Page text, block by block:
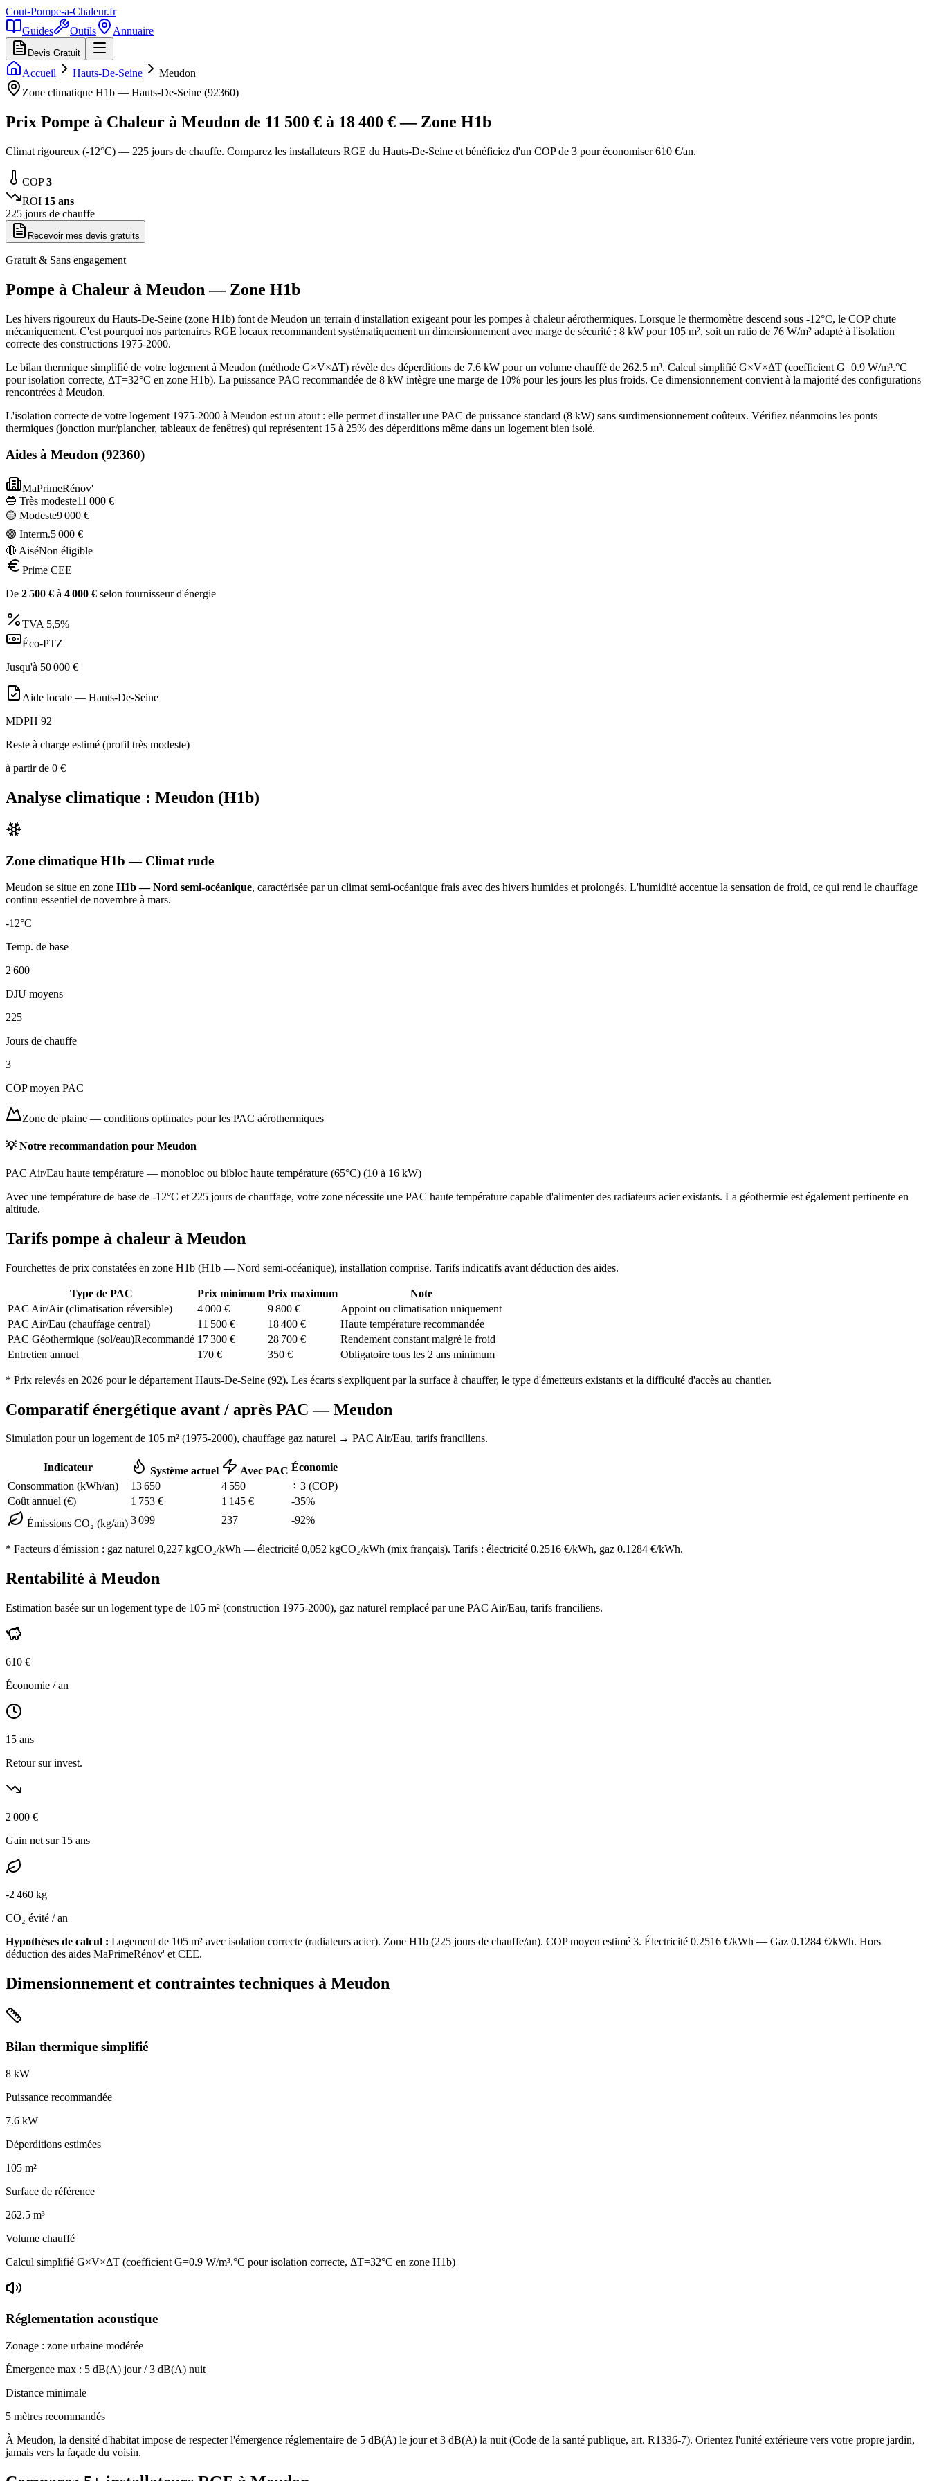
Cout-Pompe-a-Chaleur.fr
Guides
Outils Annuaire
Devis Gratuit
Accueil Hauts-De-Seine
Meudon
Zone climatique H1b — Hauts-De-Seine (92360)
Prix Pompe à Chaleur à Meudon de 11 500 € à 18 400 € — Zone H1b
Climat rigoureux (-12°C) — 225 jours de chauffe. Comparez les installateurs RGE du Hauts-De-Seine et bénéficiez d'un COP de 3 pour économiser 610 €/an.
COP3
ROI 15 ans
225 jours de chauffe
Recevoir mes devis gratuits
Gratuit & Sans engagement
Pompe à Chaleur à Meudon — Zone H1b
Les hivers rigoureux du Hauts-De-Seine (zone H1b) font de Meudon un terrain d'installation exigeant pour les pompes à chaleur aérothermiques. Lorsque le thermomètre descend sous -12°C, le COP chute
mécaniquement. C'est pourquoi nos partenaires RGE locaux recommandent systématiquement un dimensionnement avec marge de sécurité : 8 kW pour 105 m², soit un ratio de 76 W/m² adapté à l'isolation
correcte des constructions 1975-2000.
Le bilan thermique simplifié de votre logement à Meudon (méthode G×V×ΔT) révèle des déperditions de 7.6 kW pour un volume chauffé de 262.5 m³. Calcul simplifié G×V×ΔT (coefficient G=0.9 W/m³.°C
pour isolation correcte, ΔT=32°C en zone H1b). La puissance PAC recommandée de 8 kW intègre une marge de 10% pour les jours les plus froids. Ce dimensionnement convient à la majorité des configurations
rencontrées à Meudon.
L'isolation correcte de votre logement 1975-2000 à Meudon est un atout : elle permet d'installer une PAC de puissance standard (8 kW) sans surdimensionnement coûteux. Vérifiez néanmoins les ponts
thermiques (jonction mur/plancher, tableaux de fenêtres) qui représentent 15 à 25% des déperditions même dans un logement bien isolé.
Aides à Meudon (92360)
MaPrimeRénov'
🔵 Très modeste11 000 €
🟡 Modeste9 000 €
🟣 Interm.5 000 €
🔴 AiséNon éligible
Prime CEE
De 2 500 € à 4 000 € selon fournisseur d'énergie
TVA 5,5%
Éco-PTZ
Jusqu'à 50 000 €
Aide locale — Hauts-De-Seine
MDPH 92
Reste à charge estimé (profil très modeste)
à partir de 0 €
Analyse climatique : Meudon (H1b)
Zone climatique H1b — Climat rude
Meudon se situe en zone H1b — Nord semi-océanique, caractérisée par un climat semi-océanique frais avec des hivers humides et prolongés. L'humidité accentue la sensation de froid, ce qui rend le chauffage
continu essentiel de novembre à mars.
-12°C
Temp. de base
2 600
DJU moyens
225
Jours de chauffe
3
COP moyen PAC
Zone de plaine — conditions optimales pour les PAC aérothermiques
💡 Notre recommandation pour Meudon
PAC Air/Eau haute température — monobloc ou bibloc haute température (65°C) (10 à 16 kW)
Avec une température de base de -12°C et 225 jours de chauffage, votre zone nécessite une PAC haute température capable d'alimenter des radiateurs acier existants. La géothermie est également pertinente en
altitude.
Tarifs pompe à chaleur à Meudon
Fourchettes de prix constatées en zone H1b (H1b — Nord semi-océanique), installation comprise. Tarifs indicatifs avant déduction des aides.
Type de PAC Prix minimum Prix maximum
Note
PAC Air/Air (climatisation réversible)
4 000 € 9 800 €
Appoint ou climatisation uniquement
PAC Air/Eau (chauffage central)
11 500 € 18 400 €
Haute température recommandée
PAC Géothermique (sol/eau)Recommandé 17 300 € 28 700 €
Rendement constant malgré le froid
Entretien annuel
170 € 350 € Obligatoire tous les 2 ans minimum
* Prix relevés en 2026 pour le département Hauts-De-Seine (92). Les écarts s'expliquent par la surface à chauffer, le type d'émetteurs existants et la difficulté d'accès au chantier.
Comparatif énergétique avant / après PAC —Meudon
Simulation pour un logement de 105 m² (1975-2000), chauffage gaz naturel → PAC Air/Eau, tarifs franciliens.
Indicateur Système actuel Avec PAC Économie
Consommation (kWh/an)
13 650 4 550 ÷ 3 (COP)
Coût annuel (€)
1 753 € 1 145 € -35%
Émissions CO₂ (kg/an) 3 099 237 -92%
* Facteurs d'émission : gaz naturel 0,227 kgCO₂/kWh — électricité 0,052 kgCO₂/kWh (mix français). Tarifs : électricité 0.2516 €/kWh, gaz 0.1284 €/kWh.
Rentabilité à Meudon
Estimation basée sur un logement type de 105 m² (construction 1975-2000), gaz naturel remplacé par une PAC Air/Eau, tarifs franciliens.
610 €
Économie / an
15 ans
Retour sur invest.
2 000 €
Gain net sur 15 ans
-2 460 kg
CO₂ évité / an
Hypothèses de calcul : Logement de 105 m² avec isolation correcte (radiateurs acier). Zone H1b (225 jours de chauffe/an). COP moyen estimé 3. Électricité 0.2516 €/kWh — Gaz 0.1284 €/kWh. Hors
déduction des aides MaPrimeRénov' et CEE.
Dimensionnement et contraintes techniques à Meudon
Bilan thermique simplifié
8 kW
Puissance recommandée
7.6 kW
Déperditions estimées
105 m²
Surface de référence
262.5 m³
Volume chauffé
Calcul simplifié G×V×ΔT (coefficient G=0.9 W/m³.°C pour isolation correcte, ΔT=32°C en zone H1b)
Réglementation acoustique
Zonage : zone urbaine modérée
Émergence max : 5 dB(A) jour /3 dB(A) nuit
Distance minimale
5 mètres recommandés
À Meudon, la densité d'habitat impose de respecter l'émergence réglementaire de 5 dB(A) le jour et 3 dB(A) la nuit (Code de la santé publique, art. R1336-7). Orientez l'unité extérieure vers votre propre jardin,
jamais vers la façade du voisin.